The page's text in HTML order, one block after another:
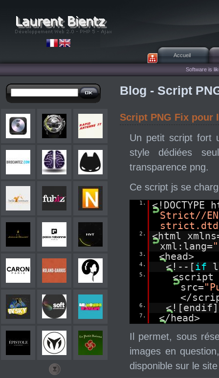
Accueil
Software is
Blog - Script
Script PNG Fix pour
Un petit script fort
style dédiées
transparence png.
Ce script js se
1.
<!DOCTYPE
Strict//
strict.dtd
2.
<html
xml:lang=
3. <head>
4. <!--[if
5.
<script
src=
</
6.
7. </head>
Il permet, sous
images en
disponible sur le